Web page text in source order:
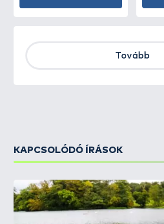
Tovább
KAPCSOLÓDÓ ÍRÁSOK